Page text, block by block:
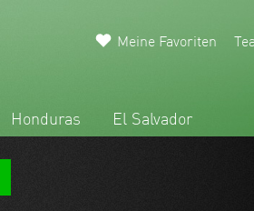
Honduras El Salvador
Meine Favoriten